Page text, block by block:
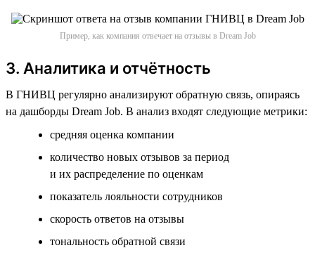
Пример, как компания отвечает на отзывы в Dream Job
3. Аналитика и отчётность
В ГНИВЦ регулярно анализируют обратную связь, опираясь
на дашборды Dream Job. В анализ входят следующие метрики:
cредняя оценка компании
количество новых отзывов за период
и их распределение по оценкам
показатель лояльности сотрудников
cкорость ответов на отзывы
тональность обратной связи